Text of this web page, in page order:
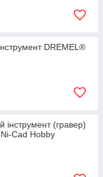
DREMEL®
інструмент (гравер)
Cad Hobby